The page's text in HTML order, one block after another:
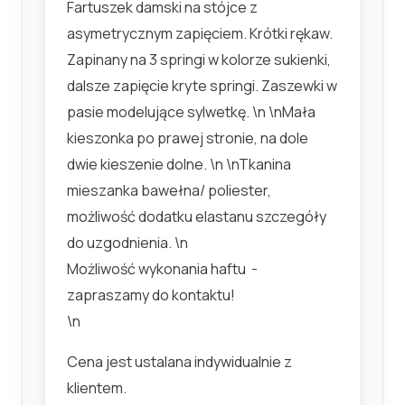
Fartuszek damski na stójce z
asymetrycznym zapięciem. Krótki rękaw.
Zapinany na 3 springi w kolorze sukienki,
dalsze zapięcie kryte springi. Zaszewki w
pasie modelujące sylwetkę. \n \nMała
kieszonka po prawej stronie, na dole
dwie kieszenie dolne. \n \nTkanina
mieszanka bawełna/ poliester,
możliwość dodatku elastanu szczegóły
do uzgodnienia. \n
Możliwość wykonania haftu -
zapraszamy do kontaktu!
\n
Cena jest ustalana indywidualnie z
klientem.